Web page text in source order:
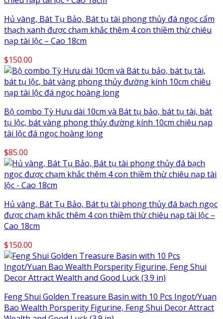
Hủ vàng, Bát Tụ Bảo, Bát tụ tài phong thủy đá ngọc cẩm
thạch xanh được chạm khắc thêm 4 con thiềm thừ chiêu
nạp tài lộc – Cao 18cm
$150.00
Bộ combo Tỳ Hưu dài 10cm và Bát tụ bảo, bát tụ tài, bát
tụ lộc, bát vàng phong thủy đường kính 10cm chiêu nạp
tài lộc đá ngọc hoàng long
$85.00
Hủ vàng, Bát Tụ Bảo, Bát tụ tài phong thủy đá bạch ngọc
được chạm khắc thêm 4 con thiềm thừ chiêu nạp tài lộc –
Cao 18cm
$150.00
Feng Shui Golden Treasure Basin with 10 Pcs Ingot/Yuan
Bao Wealth Porsperity Figurine, Feng Shui Decor Attract